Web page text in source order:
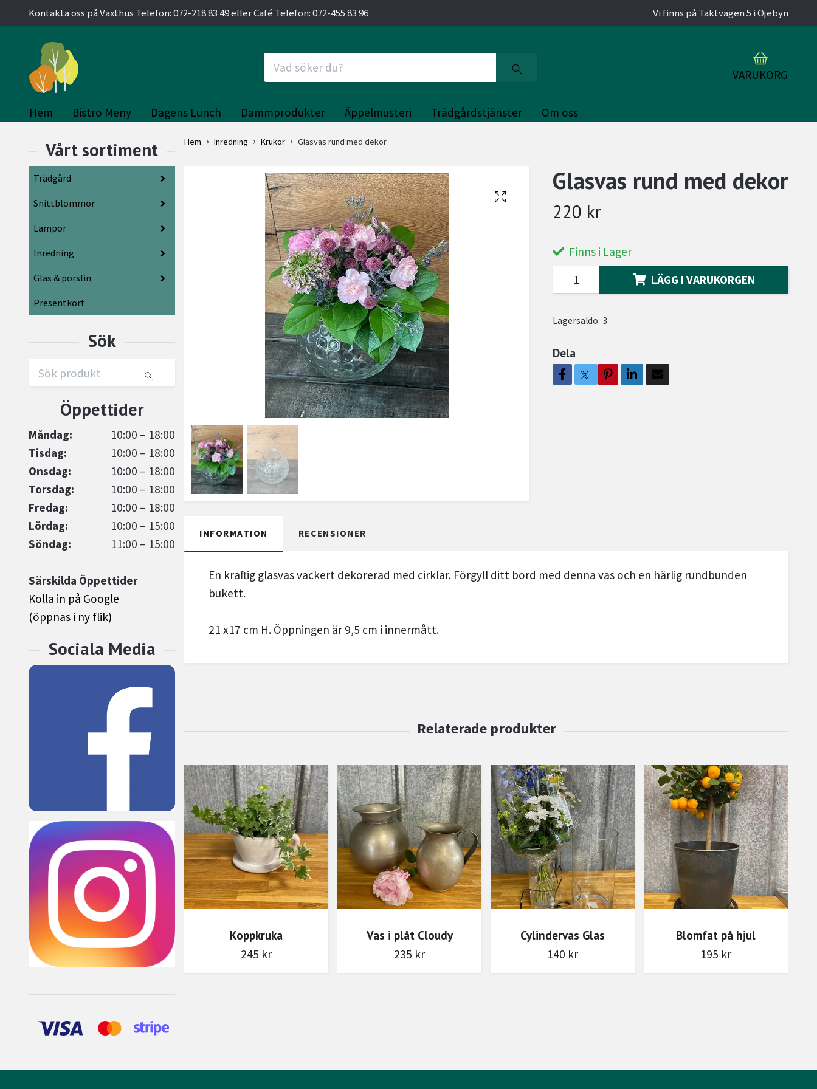
Kontakta oss på Växthus Telefon: 072-218 83 49 eller Café Telefon: 072-455 83 96 Vi finns på Taktvägen 5 i Öjebyn
VARUKORG
Hem Bistro Meny Dagens Lunch Dammprodukter Äppelmusteri Trädgårdstjänster Om oss
Trädgård
Snittblommor
Lampor
Inredning
Glas & porslin
Presentkort
Måndag:
10:00 – 18:00
Tisdag:
10:00 – 18:00
Onsdag:
10:00 – 18:00
Torsdag:
10:00 – 18:00
Fredag:
10:00 – 18:00
Lördag:
10:00 – 15:00
Söndag:
11:00 – 15:00
Särskilda Öppettider
Kolla in på Google
(öppnas i ny flik)
Hem Inredning Krukor Glasvas rund med dekor
Glasvas rund med dekor
220 kr
Finns i Lager
LÄGG I VARUKORGEN
Lagersaldo: 3
Dela
INFORMATION RECENSIONER
En kraftig glasvas vackert dekorerad med cirklar. Förgyll ditt bord med denna vas och en härlig rundbunden
bukett.
21 x17 cm H. Öppningen är 9,5 cm i innermått.
Koppkruka
245 kr
Vas i plåt Cloudy
235 kr
Cylindervas Glas
140 kr
Blomfat på hjul
195 kr